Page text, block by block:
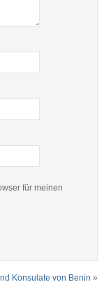
für meinen
Konsulate von Benin »